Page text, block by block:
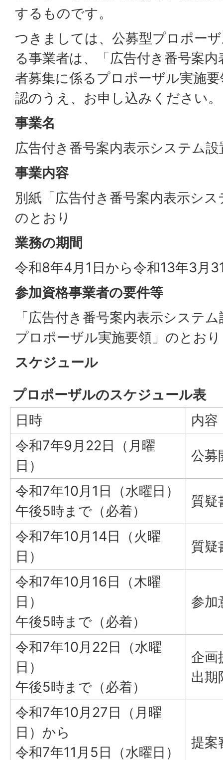
するものです。
つきましては、公募型プロポー
る事業者は、「広告付き番号案
者募集に係るプロポーザル実施
認のうえ、お申し込みください。
事業名
広告付き番号案内表示システム設
事業内容
別紙「広告付き番号案内表示シ
のとおり
業務の期間
令和8年4月1日から令和13年3月
参加資格事業者の要件等
「広告付き番号案内表示システ
プロポーザル実施要領」のとおり
スケジュール
プロポーザルのスケジュール表
日時
内容
令和7年9月22日（月曜
日）
公募
令和7年10月1日（水曜日）
午後5時まで（必着）
質疑
令和7年10月14日（火曜
日）
質疑
令和7年10月16日（木曜
日）
午後5時まで（必着）
参加
令和7年10月22日（水曜
日）
午後5時まで（必着）
企画
出期
令和7年10月27日（月曜
日）から
令和7年11月5日（水曜日）
提案